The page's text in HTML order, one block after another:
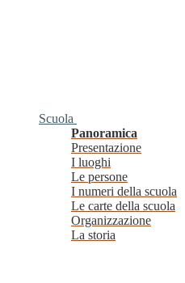
Scuola
Panoramica
Presentazione
I luoghi
Le persone
I numeri della scuola
Le carte della scuola
Organizzazione
La storia